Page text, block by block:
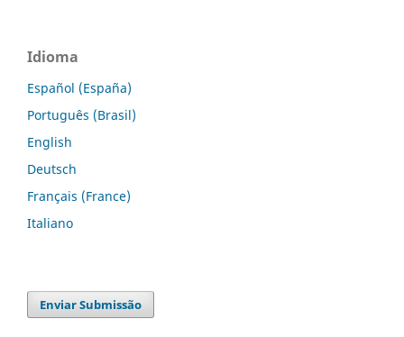
Idioma
Español (España)
Português (Brasil)
English
Deutsch
Français (France)
Italiano
Enviar Submissão